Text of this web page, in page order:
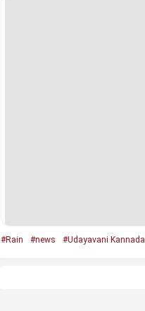
#Rain #news #Udayavani Kannada